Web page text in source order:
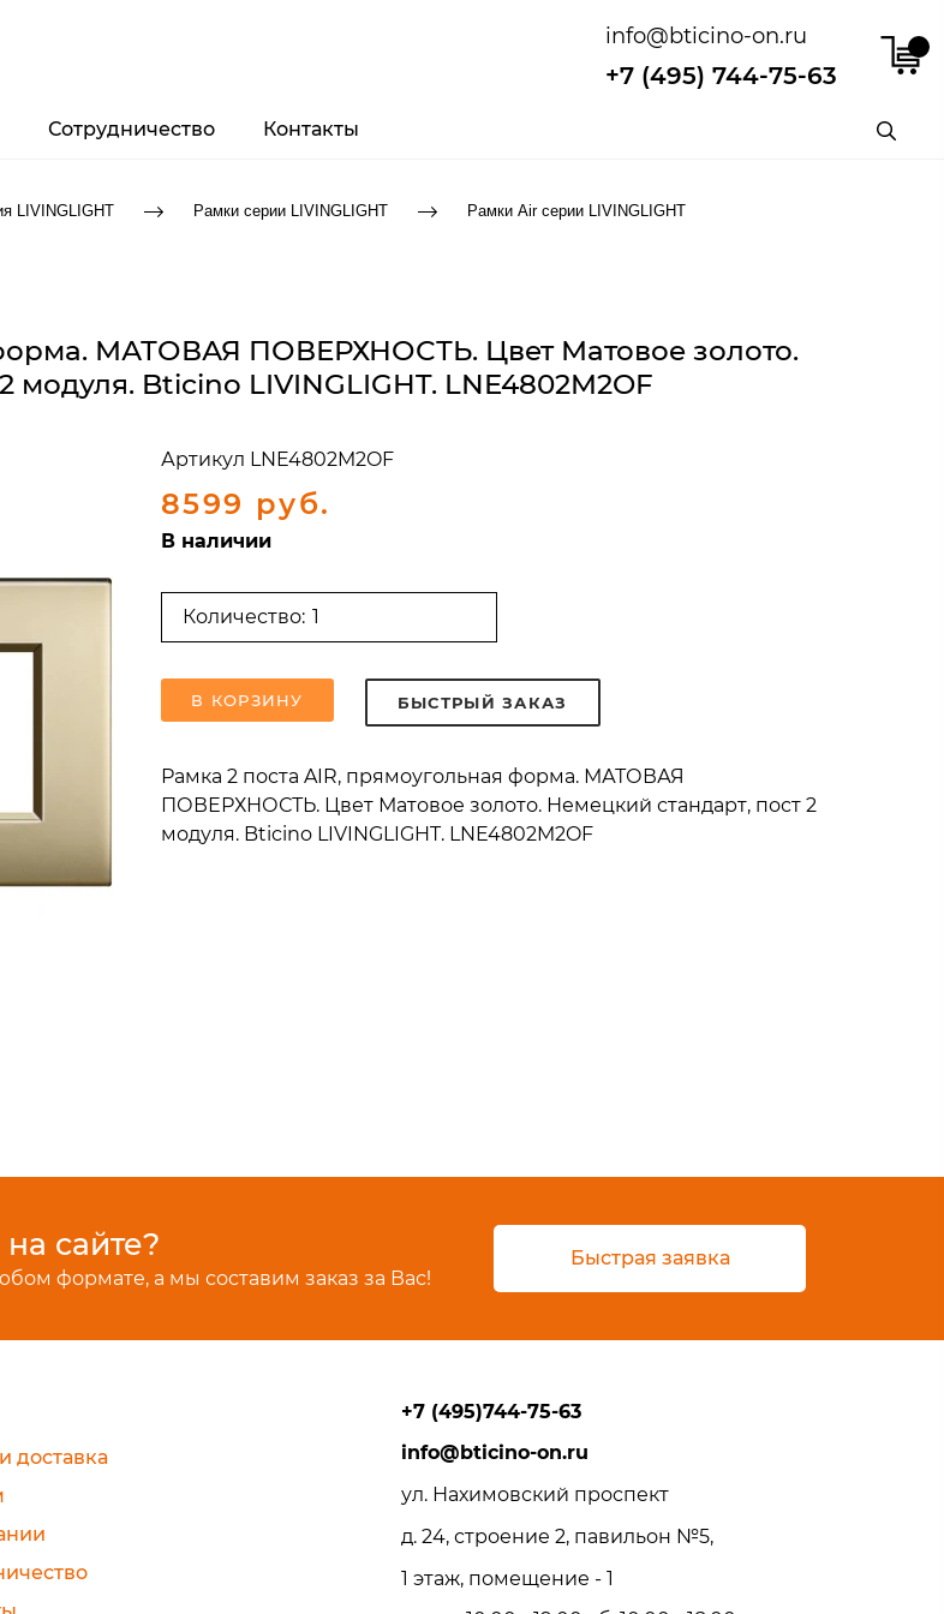
info@bticino-on.ru
+7 (495) 744-75-63
Сотрудничество Контакты
LIVINGLIGHT Рамки серии LIVINGLIGHT Рамки Air серии LIVINGLIGHT
МАТОВАЯ ПОВЕРХНОСТЬ. Цвет Матовое золото.
модуля. Bticino LIVINGLIGHT. LNE4802M2OF
Артикул LNE4802M2OF
8599 руб.
В наличии
Количество:
В КОРЗИНУ БЫСТРЫЙ ЗАКАЗ
Рамка 2 поста AIR, прямоугольная форма. МАТОВАЯ
ПОВЕРХНОСТЬ. Цвет Матовое золото. Немецкий стандарт, пост 2
модуля. Bticino LIVINGLIGHT. LNE4802M2OF
сайте?
формате, а мы составим заказ за Вас!
Быстрая заявка
доставка
+7 (495)744-75-63
info@bticino-on.ru
ул. Нахимовский проспект
д. 24, строение 2, павильон №5,
1 этаж, помещение - 1